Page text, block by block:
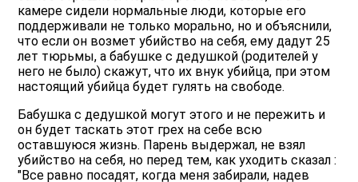
камере сидели нормальные люди, которые его
поддерживали не только морально, но и объяснили,
что если он возмет убийство на себя, ему дадут 25
лет тюрьмы, а бабушке с дедушкой (родителей у
него не было) скажут, что их внук убийца, при этом
настоящий убийца будет гулять на свободе.
Бабушка с дедушкой могут этого и не пережить и
он будет таскать этот грех на себе всю
оставшуюся жизнь. Парень выдержал, не взял
убийство на себя, но перед тем, как уходить сказал :
"Все равно посадят, когда меня забирали, надев